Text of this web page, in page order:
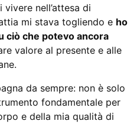
nell’attesa di
mi stava togliendo e ho
ciò che potevo ancora
valore al presente e alle
da sempre: non è solo
fondamentale per
e della mia qualità di